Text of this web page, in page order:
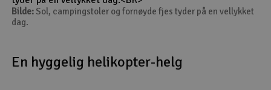
Raketter
Slot racing
Bilde: Sol, campingstoler og fornøyde fjes tyder på en vellykket
dag.
En hyggelig helikopter-helg